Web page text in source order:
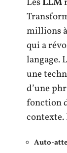
millions
qui a
langage.
une
d’une
fonction
contexte.
Auto-